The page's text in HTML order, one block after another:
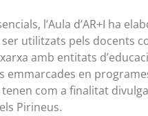
l’Aula d’AR+I ha
utilitzats pels docents
amb entitats
emmarcades en
com a finalitat
Pirineus.